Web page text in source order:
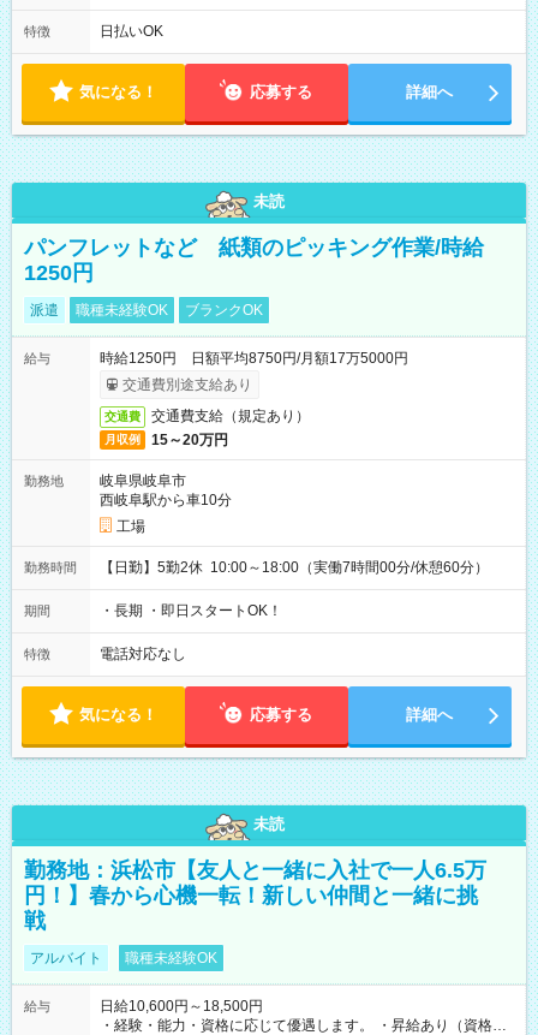
は固定休です／夏季、年末年始等、長期休暇有り！） ・ワンシ
フト！ 残業ほぼナシ（0～5h/月）
特徴 日払いOK
気になる！ 応募する 詳細へ
未読
パンフレットなど 紙類のピッキング作業/時給
1250円
派遣 職種未経験OK ブランクOK
給与
時給1250円 日額平均8750円/月額17万5000円
交通費別途支給あり
交通費 交通費支給（規定あり）
月収例 15～20万円
勤務地
岐阜県岐阜市
西岐阜駅から車10分
工場
勤務時間 【日勤】5勤2休 10:00～18:00（実働7時間00分/休憩60分）
期間 ・長期 ・即日スタートOK！
特徴 電話対応なし
気になる！ 応募する 詳細へ
未読
勤務地：浜松市【友人と一緒に入社で一人6.5万
円！】春から心機一転！新しい仲間と一緒に挑
戦
アルバイト 職種未経験OK
給与
日給10,600円～18,500円
・経験・能力・資格に応じて優遇します。 ・昇給あり（資格取